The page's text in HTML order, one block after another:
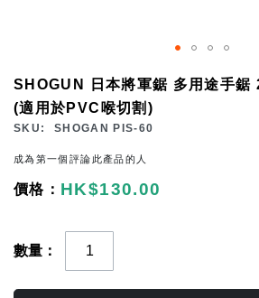
SHOGUN 日本將軍鋸 多用途手鋸
(適用於PVC喉切割)
SKU SHOGAN PIS-60
成為第一個評論此產品的人
HK$130.00
數量
the
of
the